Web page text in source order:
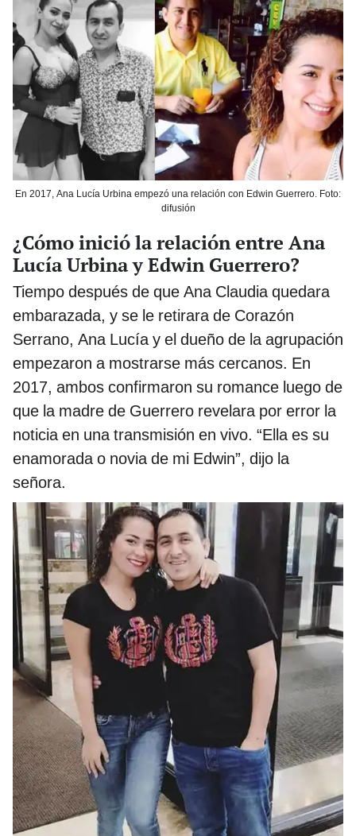
En 2017, Ana Lucía Urbina empezó una relación con Edwin Guerrero. Foto:
difusión
¿Cómo inició la relación entre Ana
Lucía Urbina y Edwin Guerrero?
Tiempo después de que Ana Claudia quedara
embarazada, y se le retirara de Corazón
Serrano, Ana Lucía y el dueño de la agrupación
empezaron a mostrarse más cercanos. En
2017, ambos confirmaron su romance luego de
que la madre de Guerrero revelara por error la
noticia en una transmisión en vivo. “Ella es su
enamorada o novia de mi Edwin”, dijo la
señora.